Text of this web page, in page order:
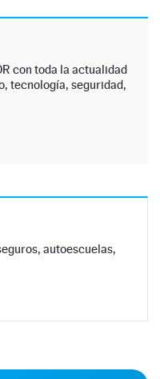
con toda la actualidad
tecnología, seguridad,
autoescuelas,